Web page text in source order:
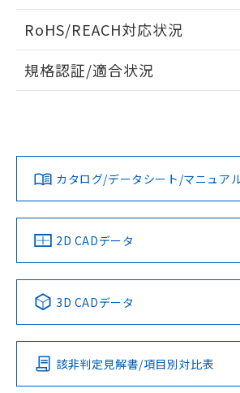
ドすることができます。
ログイン/会員登録
ダウンロードデータをご利用いただく前
みください。
ソフトウェアの使用条件
RoHS/REACH対応状況
EU RoHS 注意事項・凡例
対応済み
中国 RoHS 注意事項・凡例
Pb Hg Cd
O
規格認証/適合状況
LR型式承認
（イギリス
船舶規格）
DNV型式承認
（ノルウェー
BV
（
No No No
この製品の規格認
その他の認証はこちらのページ
カタログ/データシート/マニュア
2D CADデータ
3D CADデータ
該非判定見解書/項目別対比表
既に当社にて対応品への在庫
していることから、特段のことが
り、2022年1月12日より割愛し
す。